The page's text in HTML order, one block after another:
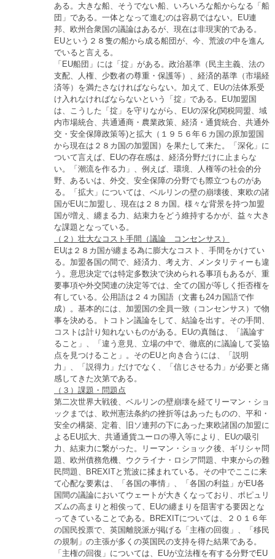
ある。大きな船、そうでない船、いろいろな船からなる「船
団」である。一体となって進むのは容易ではない。EU連
邦、欧州合衆国の議論はあるが、現在は非現実的である。
EUという２８隻の船から成る船団が、今、荒波の中を進ん
でいると言える。
「EU船団」には「掟」がある。政治基準（民主主義、法の
支配、人権、少数者の尊重・保護等）、経済的基準（市場経
済等）を満たさなければならない。加えて、EUの法体系受
け入れなければならないという「掟」である。EU加盟国
は、こうした「掟」を守りながら、EUの深化(関税同盟、域
内市場統合、共通通商・農業政策、経済・通貨統合、共通外
交・安全保障政策等)と拡大（１９５６年６カ国の原加盟国
から現在は２８カ国の加盟国）を果たして来た。「深化」に
ついて言えば、EUの存在感は、経済分野だけに止まらな
い。「潮流を作る力」、例えば、環境、人権等の社会的分
野、あるいは、外交、安全保障の分野でも際立つものがあ
る。「拡大」については、ベルリンの壁の崩壊後、東欧の諸
国がEUに加盟し、現在は２８カ国。様々な背景を持つ加盟
国が増え、纏まる力、結束力をどう維持するかが、益々大き
な課題となっている。
（２）壮大なコスト手間（議論 コンセンサス）
EUは２８カ国が纏まる為に膨大なコスト、手間をかけてい
る。加盟各国の間で、経済力、考え方、メンタリティーも違
う。意思決定では特定多数決で決められる事項もあるが、重
要事項や外交関連の決定等では、全ての国が等しく拒否権を
有している。公用語は２４カ国語（文書も24カ国語で作
成）。基本的には、加盟国の全員一致（コンセンサス）で物
事を決める。トコトン議論をして、結論を出す。その手間、
コストは計り知れないものがある。EUの真髄は、「議論す
ること」、「違う意見、立場の中で、徹底的に議論して妥協
点を見つけること」。そのEUと向き合うには、「説明
力」、「説得力」だけでなく、「信じさせる力」が必要と痛
感してきた次第である。
（３）課題・問題点
第二次世界大戦後、ベルリンの壁崩壊を経てリーマン・ショ
ックまでは、欧州憲法条約の挫折等はあったものの、平和・
安全の構築、定着、旧ソ連邦の下にあった東欧諸国の加盟に
よるEU拡大、共通通貨ユーロの導入等により、EUの吸引
力、結束力に繋がった。リーマン・ショック後、ギリシャ問
題、欧州債務危機、ウクライナ・ロシア問題、中東からの難
民問題、BREXITと荒波に揉まれている。その中でここに来
て心配な要素は、「各国の事情」、「各国の利益」がEU各
国間の議論においてウェートが大きくなっており、ポピュリ
ズムの高まりと相俟って、EUの纏まりを阻害する要因とな
ってきていることである。BREXITについては、２０１６年
の国民投票で、英国離脱派が掲げる「主権の回復」、「移民
の規制」の主張が多くの英国民の支持を得た結果である。
「主権の回復」については、EUが立法権を有する分野でEU